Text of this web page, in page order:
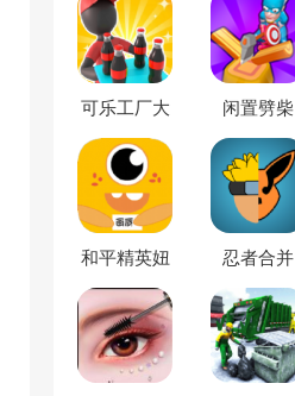
可乐工厂大
闲置劈柴
和平精英妞
忍者合并